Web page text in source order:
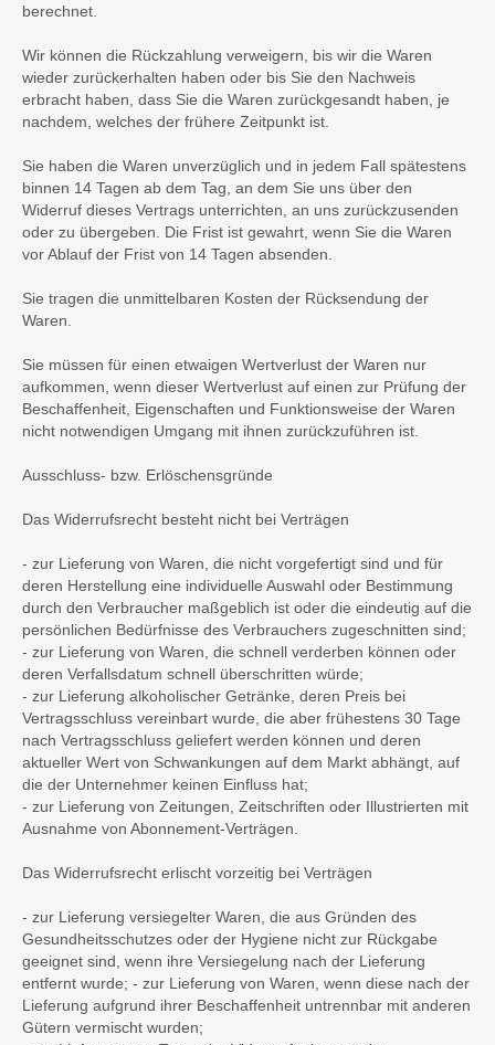
berechnet.
Wir können die Rückzahlung verweigern, bis wir die Waren
wieder zurückerhalten haben oder bis Sie den Nachweis
erbracht haben, dass Sie die Waren zurückgesandt haben, je
nachdem, welches der frühere Zeitpunkt ist.
Sie haben die Waren unverzüglich und in jedem Fall spätestens
binnen 14 Tagen ab dem Tag, an dem Sie uns über den
Widerruf dieses Vertrags unterrichten, an uns zurückzusenden
oder zu übergeben. Die Frist ist gewahrt, wenn Sie die Waren
vor Ablauf der Frist von 14 Tagen absenden.
Sie tragen die unmittelbaren Kosten der Rücksendung der
Waren.
Sie müssen für einen etwaigen Wertverlust der Waren nur
aufkommen, wenn dieser Wertverlust auf einen zur Prüfung der
Beschaffenheit, Eigenschaften und Funktionsweise der Waren
nicht notwendigen Umgang mit ihnen zurückzuführen ist.
Ausschluss- bzw. Erlöschensgründe
Das Widerrufsrecht besteht nicht bei Verträgen
- zur Lieferung von Waren, die nicht vorgefertigt sind und für
deren Herstellung eine individuelle Auswahl oder Bestimmung
durch den Verbraucher maßgeblich ist oder die eindeutig auf die
persönlichen Bedürfnisse des Verbrauchers zugeschnitten sind;
- zur Lieferung von Waren, die schnell verderben können oder
deren Verfallsdatum schnell überschritten würde;
- zur Lieferung alkoholischer Getränke, deren Preis bei
Vertragsschluss vereinbart wurde, die aber frühestens 30 Tage
nach Vertragsschluss geliefert werden können und deren
aktueller Wert von Schwankungen auf dem Markt abhängt, auf
die der Unternehmer keinen Einfluss hat;
- zur Lieferung von Zeitungen, Zeitschriften oder Illustrierten mit
Ausnahme von Abonnement-Verträgen.
Das Widerrufsrecht erlischt vorzeitig bei Verträgen
- zur Lieferung versiegelter Waren, die aus Gründen des
Gesundheitsschutzes oder der Hygiene nicht zur Rückgabe
geeignet sind, wenn ihre Versiegelung nach der Lieferung
entfernt wurde; - zur Lieferung von Waren, wenn diese nach der
Lieferung aufgrund ihrer Beschaffenheit untrennbar mit anderen
Gütern vermischt wurden;